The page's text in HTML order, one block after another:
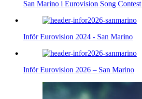
San Marino i Eurovision Song
Inför Eurovision 2024 - San Marino
Inför Eurovision 2026 – San Marino